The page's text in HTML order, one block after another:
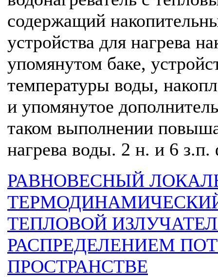
содержащий
устройства для нагрева
упомянутом баке,
температуры воды,
и упомянутое
таком выполнении
нагрева воды. 2 н. и 6
РАВНОВЕСНЫЙ
ТЕПЛОВОЙ
РАСПРЕДЕЛЕНИЕМ
ПРОСТРАНСТВЕ